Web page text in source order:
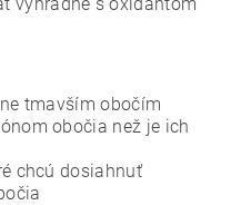
tmavším obočím
obočia než je ich
chcú dosiahnuť